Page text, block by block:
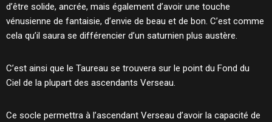
d’être solide, ancrée, mais également d’avoir une touche
vénusienne de fantaisie, d’envie de beau et de bon. C’est comme
cela qu’il saura se différencier d’un saturnien plus austère.
C’est ainsi que le Taureau se trouvera sur le point du Fond du
Ciel de la plupart des ascendants Verseau.
Ce socle permettra à l’ascendant Verseau d’avoir la capacité de